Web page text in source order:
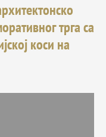
трга са
коси на